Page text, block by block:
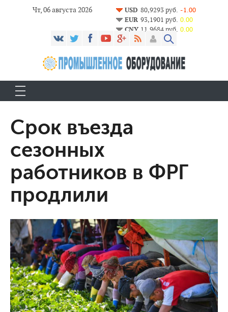
Чт, 06 августа 2026 USD 80,9293 руб. -1.00
EUR 93,1901 руб. 0.00
CNY 11,9684 руб. 0.00
Срок въезда
сезонных
работников в ФРГ
продлили